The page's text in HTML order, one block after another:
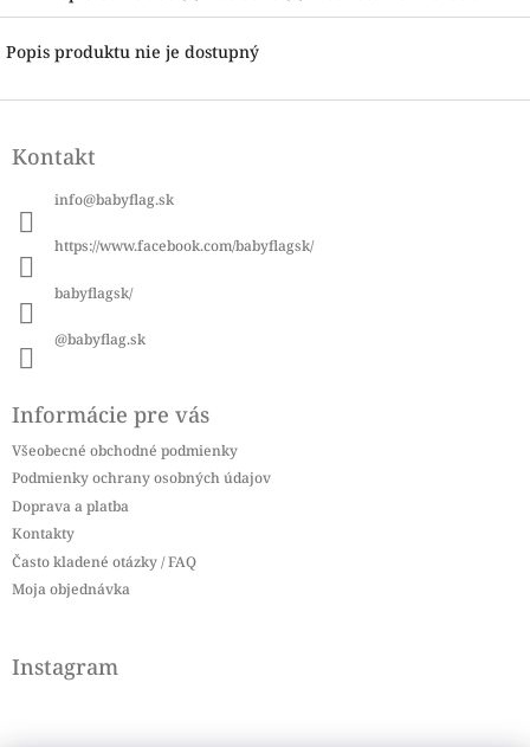
Popis produktu nie je dostupný
Z
pKontakt
info@babyflag.sk
https://www.facebook.com/babyflagsk/
babyflagsk/
@babyflag.sk
Informácie pre vás
Všeobecné obchodné podmienky
Podmienky ochrany osobných údajov
Doprava a platba
Kontakty
Často kladené otázky / FAQ
Moja objednávka
Instagram